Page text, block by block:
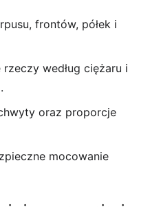
frontów, półek i
według ciężaru i
oraz proporcje
mocowanie